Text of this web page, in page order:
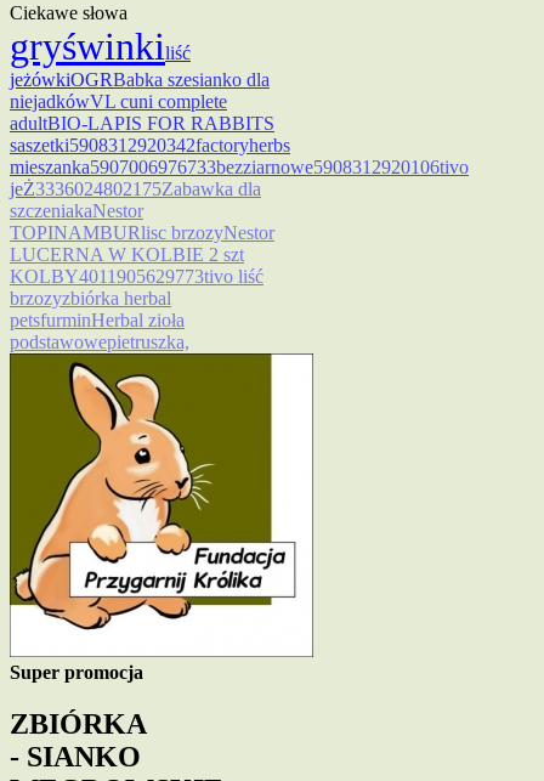
Ciekawe słowa
gryświnkiliść
jeżówkiOGRBabka szesianko dla
niejadkówVL cuni complete
adultBIO-LAPIS FOR RABBITS
saszetki5908312920342factoryherbs
mieszanka5907006976733bezziarnowe5908312920106tivo
jeŻ3336024802175Zabawka dla
szczeniakaNestor
TOPINAMBURlisc brzozyNestor
LUCERNA W KOLBIE 2 szt
KOLBY4011905629773tivo liść
brzozyzbiórka herbal
petsfurminHerbal zioła
podstawowepietruszka,
Super promocja
ZBIÓRKA
- SIANKO